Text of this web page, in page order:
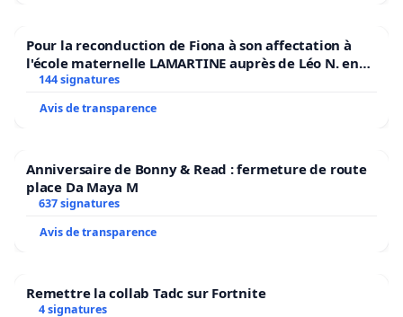
Pour la reconduction de Fiona à son affectation à
l'école maternelle LAMARTINE auprès de Léo N. en
2026/2027
144 signatures
Avis de transparence
Anniversaire de Bonny & Read : fermeture de route
place Da Maya M
637 signatures
Avis de transparence
Remettre la collab Tadc sur Fortnite
4 signatures